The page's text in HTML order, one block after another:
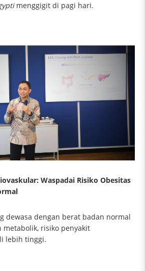
menggigit di pagi hari.
Waspadai Risiko Obesitas
dewasa dengan berat badan normal
metabolik, risiko penyakit
lebih tinggi.